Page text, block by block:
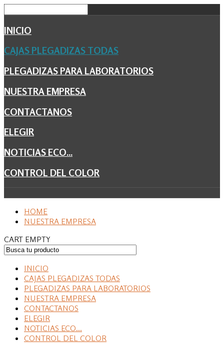
INICIO
CAJAS PLEGADIZAS TODAS
PLEGADIZAS PARA LABORATORIOS
NUESTRA EMPRESA
CONTACTANOS
ELEGIR
NOTICIAS ECO...
CONTROL DEL COLOR
HOME
NUESTRA EMPRESA
CART EMPTY
INICIO
CAJAS PLEGADIZAS TODAS
PLEGADIZAS PARA LABORATORIOS
NUESTRA EMPRESA
CONTACTANOS
ELEGIR
NOTICIAS ECO...
CONTROL DEL COLOR